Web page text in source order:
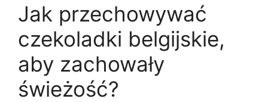
Jak przechowywać
czekoladki belgijskie,
aby zachowały
świeżość?